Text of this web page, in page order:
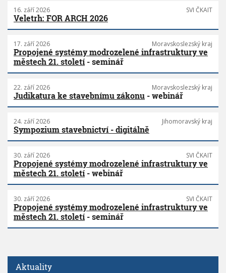
16. září 2026 SVI ČKAIT
Veletrh: FOR ARCH 2026
17. září 2026 Moravskoslezský kraj
Propojené systémy modrozelené infrastruktury ve
městech 21. století- seminář
22. září 2026 Moravskoslezský kraj
Judikatura ke stavebnímu zákonu - webinář
24. září 2026 Jihomoravský kraj
Sympozium stavebnictví - digitálně
30. září 2026 SVI ČKAIT
Propojené systémy modrozelené infrastruktury ve
městech 21. století- webinář
30. září 2026 SVI ČKAIT
Propojené systémy modrozelené infrastruktury ve
městech 21. století- seminář
Aktuality